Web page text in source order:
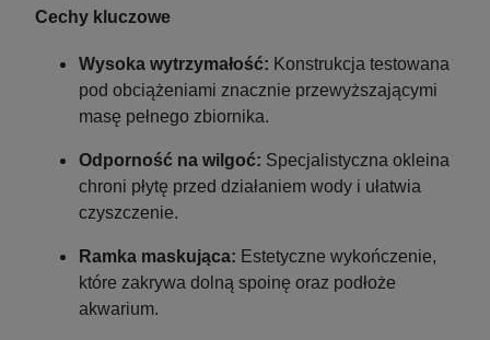
Pinceta Pęseta Prosta Hobby Tool 30cm
Cena regularna:17,10 zł
Najniższa cena: 17,10 zł
powiadom o dostępności
Cechy kluczowe
Wysoka wytrzymałość: Konstrukcja testowana
pod obciążeniami znacznie przewyższającymi
masę pełnego zbiornika.
Odporność na wilgoć: Specjalistyczna okleina
chroni płytę przed działaniem wody i ułatwia
czyszczenie.
Ramka maskująca: Estetyczne wykończenie,
które zakrywa dolną spoinę oraz podłoże
akwarium.